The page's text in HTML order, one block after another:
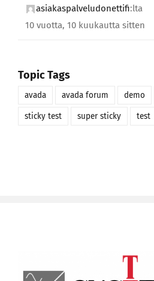
asiakaspalveludonettifi:lta
10 vuotta, 10 kuukautta sitten
Topic Tags
avada avada forum demo
sticky test super sticky test